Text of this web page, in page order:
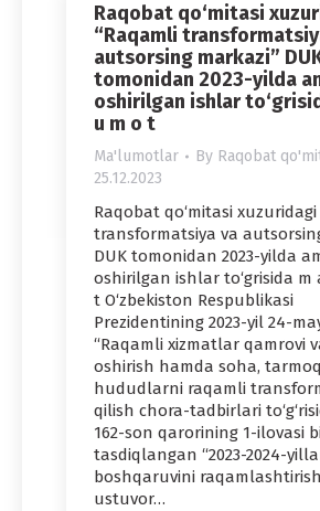
Raqobat qo‘mitasi
“Raqamli
autsorsing markazi”
tomonidan 2023-yilda
oshirilgan ishlar
u m o t
Ma'lumotlar By Raqobat
25.12.2023
Raqobat qo‘mitasi
transformatsiya va
DUK tomonidan 2023-yilda
oshirilgan ishlar to‘grisida m
t O‘zbekiston Respublikasi
Prezidentining 2023-yil 24-
“Raqamli xizmatlar qamrovi
oshirish hamda soha,
hududlarni raqamli
qilish chora-tadbirlari
162-son qarorining 1-ilovasi
tasdiqlangan “2023-2024-
boshqaruvini raqamlashtirish
ustuvor…